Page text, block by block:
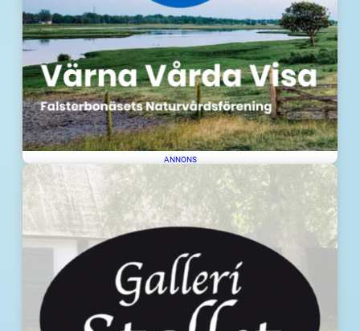
ANNONS